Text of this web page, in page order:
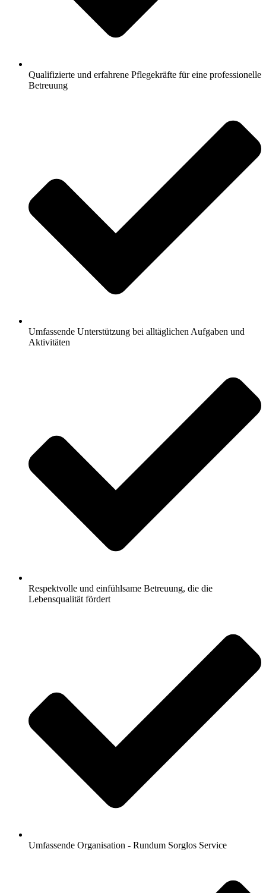
Qualifizierte und erfahrene Pflegekräfte für eine professionelle
Betreuung
Umfassende Unterstützung bei alltäglichen Aufgaben und
Aktivitäten
Respektvolle und einfühlsame Betreuung, die die
Lebensqualität fördert
Umfassende Organisation - Rundum Sorglos Service